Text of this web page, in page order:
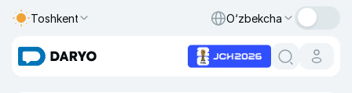
Toshkent O‘zbekcha